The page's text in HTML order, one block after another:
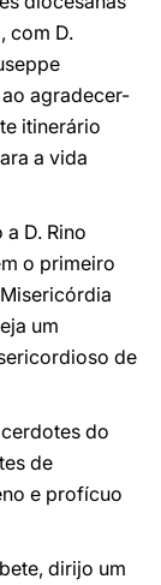
com D.
agradecer-
itinerário
a vida
D. Rino
o primeiro
um
de
do
de
e profícuo
dirijo um